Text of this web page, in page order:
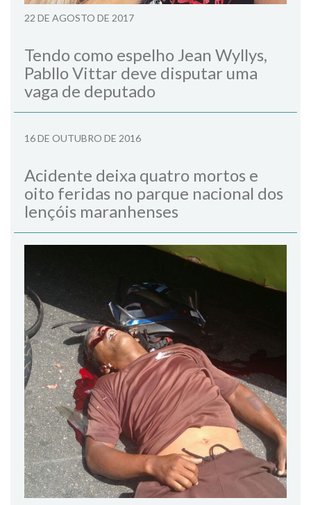
22 DE AGOSTO DE 2017
Tendo como espelho Jean Wyllys,
Pabllo Vittar deve disputar uma
vaga de deputado
16 DE OUTUBRO DE 2016
Acidente deixa quatro mortos e
oito feridas no parque nacional dos
lençóis maranhenses